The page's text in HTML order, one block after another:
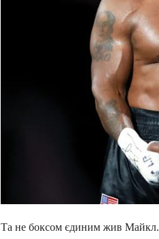
Та не боксом єдиним жив Майкл.